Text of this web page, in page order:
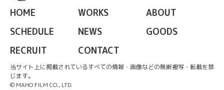
HOME WORKS
ABOUT
SCHEDULE
NEWS
GOODS
RECRUIT
CONTACT
当サイト上に掲載されているすべての情報・画像などの無断複写・転載を禁
じます。
© MAHO FILM CO., LTD.